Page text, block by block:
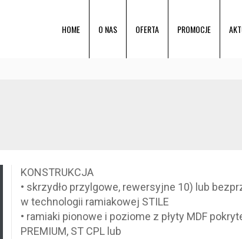
HOME O NAS OFERTA PROMOCJE
KONSTRUKCJA
• skrzydło przylgowe, rewersyjne 10) lub
w technologii ramiakowej STILE
• ramiaki pionowe i poziome z płyty MDF
PREMIUM, ST CPL lub